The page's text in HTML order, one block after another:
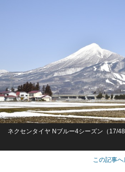
ネクセンタイヤ Nブルー4シーズン（17/48
この記事へ